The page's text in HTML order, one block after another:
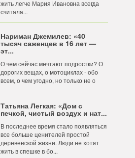
жить легче Мария Ивановна всегда
считала...
Нариман Джемилев: «40
тысяч саженцев в 16 лет —
эт...
О чем сейчас мечтают подростки? О
дорогих вещах, о мотоциклах - обо
всем, о чем угодно, но только не о
Татьяна Легкая: «Дом с
печкой, чистый воздух и нат...
В последнее время стало появляться
все больше ценителей простой
деревенской жизни. Люди не хотят
жить в спешке в бо...